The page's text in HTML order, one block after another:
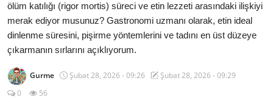
Diyet & Sağlıklı Beslenme
İletişim
Şehirler
Helal Gıda & Dini Hükümler
ölüm katılığı (rigor mortis) süreci ve etin lezzeti arasındaki ilişkiyi
merak ediyor musunuz? Gastronomi uzmanı olarak, etin ideal
dinlenme süresini, pişirme yöntemlerini ve tadını en üst düzeye
çıkarmanın sırlarını açıklıyorum.
Gurme Şubat 28, 2026 - 09:26
Şubat 28, 2026 - 09:29
0
56